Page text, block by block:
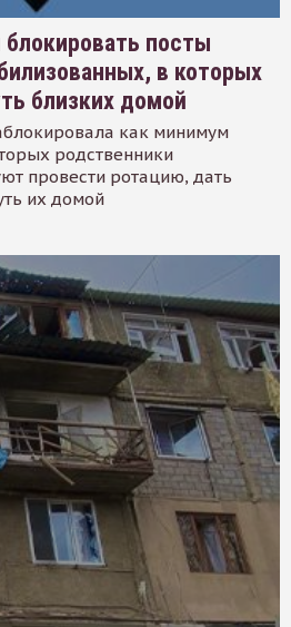
блокировать посты
в которых
близких домой
как минимум
родственники
провести ротацию, дать
их домой